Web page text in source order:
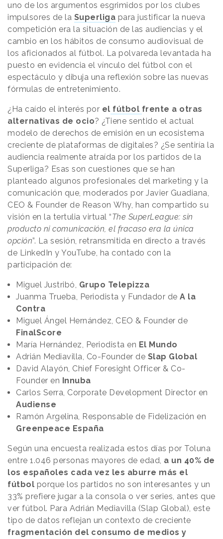
uno de los argumentos esgrimidos por los clubes
impulsores de la Superliga para justificar la nueva
competición era la situación de las audiencias y el
cambio en los hábitos de consumo audiovisual de
los aficionados al fútbol. La polvareda levantada ha
puesto en evidencia el vínculo del fútbol con el
espectáculo y dibuja una reflexión sobre las nuevas
fórmulas de entretenimiento.
¿Ha caído el interés por el fútbol frente a otras
alternativas de ocio? ¿Tiene sentido el actual
modelo de derechos de emisión en un ecosistema
creciente de plataformas de digitales? ¿Se sentiría la
audiencia realmente atraída por los partidos de la
Superliga? Esas son cuestiones que se han
planteado algunos profesionales del marketing y la
comunicación que, moderados por Javier Guadiana,
CEO & Founder de Reason Why, han compartido su
visión en la tertulia virtual “The SuperLeague: sin
producto ni comunicación, el fracaso era la única
opción”. La sesión, retransmitida en directo a través
de LinkedIn y YouTube, ha contado con la
participación de:
Miguel Justribó, Grupo Telepizza
Juanma Trueba, Periodista y Fundador de A la
Contra
Miguel Ángel Hernández, CEO & Founder de
FinalScore
María Hernández, Periodista en El Mundo
Adrián Mediavilla, Co-Founder de Slap Global
David Alayón, Chief Foresight Officer & Co-
Founder en Innuba
Carlos Serra, Corporate Development Director en
Audiense
Ramón Argelina, Responsable de Fidelización en
Greenpeace España
Según una encuesta realizada estos días por Toluna
entre 1.046 personas mayores de edad, a un 40% de
los españoles cada vez les aburre más el
fútbol porque los partidos no son interesantes y un
33% prefiere jugar a la consola o ver series, antes que
ver fútbol. Para Adrián Mediavilla (Slap Global), este
tipo de datos reflejan un contexto de creciente
fragmentación del consumo de medios y